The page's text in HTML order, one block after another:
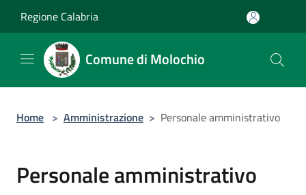
Regione Calabria
Comune di Molochio
Home > Amministrazione > Personale amministrativo
Personale amministrativo